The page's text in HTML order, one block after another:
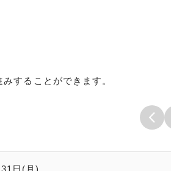
することができます。
日(月)